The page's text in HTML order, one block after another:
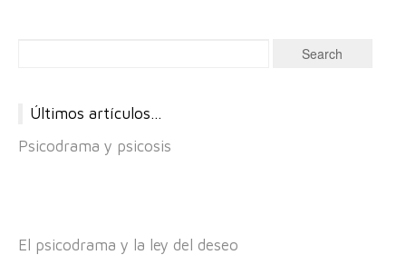
Últimos artículos…
Psicodrama y psicosis
El psicodrama y la ley del deseo